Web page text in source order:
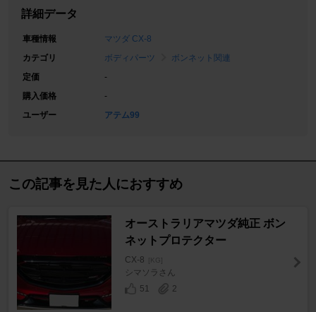
詳細データ
車種情報
マツダ CX-8
カテゴリ
ボディパーツ
ボンネット関連
定価
-
購入価格
-
ユーザー
アテム99
この記事を見た人におすすめ
オーストラリアマツダ純正 ボン
ネットプロテクター
CX-8 [KG]
シマソラさん
51
2